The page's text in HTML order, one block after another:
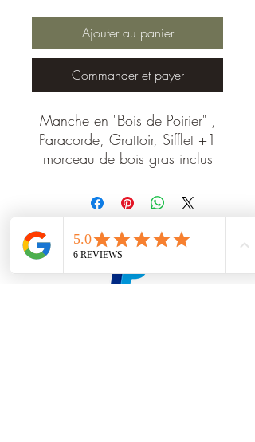
Ajouter au panier
Commander et payer
Manche en "Bois de Poirier" ,
Paracorde, Grattoir, Sifflet +1
morceau de bois gras inclus